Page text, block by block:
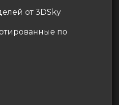
от 3DSky
по